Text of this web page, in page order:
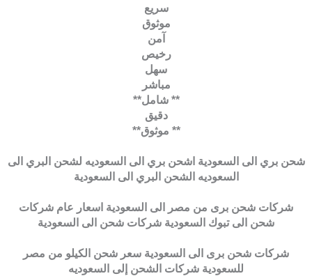
سريع
موثوق
آمن
رخيص
سهل
مباشر
** شامل**
دقيق
** موثوق**
شحن بري الى السعودية اشحن بري الى السعوديه لشحن البري الى
السعوديه الشحن البري الى السعودية
شركات شحن برى من مصر الى السعودية اسعار عام شركات
شحن الى تبوك السعودية شركات شحن الى السعودية
شركات شحن برى الى السعودية سعر شحن الكيلو من مصر
للسعودية شركات الشحن إلى السعوديه